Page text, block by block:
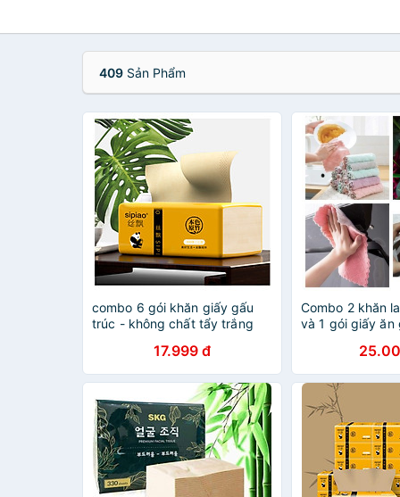
409 Sản Phẩm
combo 6 gói khăn giấy gấu
trúc - không chất tẩy trắng
17.999 đ
Combo 2 khăn
và 1 gói giấy ăn